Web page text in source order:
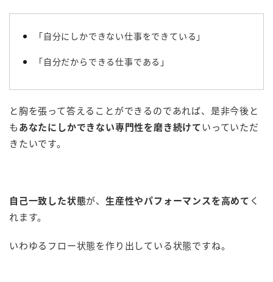
「自分にしかできない仕事をできている」
「自分だからできる仕事である」
と胸を張って答えることができるのであれば、是非今後と
もあなたにしかできない専門性を磨き続けていっていただ
きたいです。
自己一致した状態が、生産性やパフォーマンスを高めて く
れます。
いわゆるフロー状態を作り出している状態ですね。